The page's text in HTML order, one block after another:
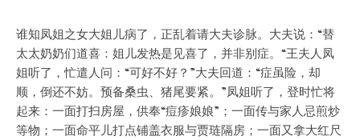
谁知凤姐之女大姐儿病了，正乱着请大夫诊脉。大夫说：“替
太太奶奶们道喜：姐儿发热是见喜了，并非别症。“王夫人凤
姐听了，忙遣人问：“可好不好？”大夫回道：“症虽险，却
顺，倒还不妨。预备桑虫、猪尾要紧。”凤姐听了，登时忙将
起来：一面打扫房屋，供奉“痘疹娘娘”；一面传与家人忌煎炒
等物；一面命平儿打点铺盖衣服与贾琏隔房；一面又拿大红尺